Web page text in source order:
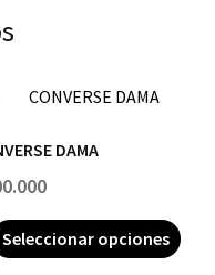
DAMA
Seleccionar opciones